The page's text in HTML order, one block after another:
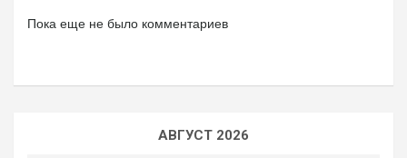
Пока еще не было комментариев
АВГУСТ 2026